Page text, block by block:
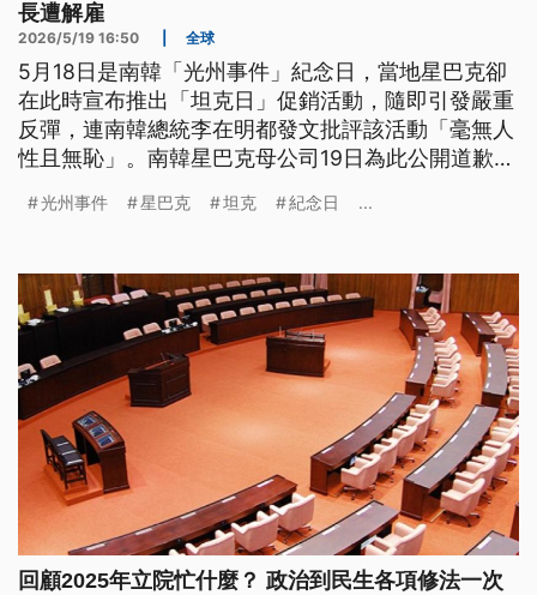
長遭解雇
2026/5/19 16:50 全球
5月18日是南韓「光州事件」紀念日，當地星巴克卻
在此時宣布推出「坦克日」促銷活動，隨即引發嚴重
反彈，連南韓總統李在明都發文批評該活動「毫無人
性且無恥」。南韓星巴克母公司19日為此公開道歉，
屬造成傷害，會對此展開調查，並加強員工培訓。
光州事件 星巴克 坦克 紀念日 ...
回顧2025年立院忙什麼？ 政治到民生各項修法一次